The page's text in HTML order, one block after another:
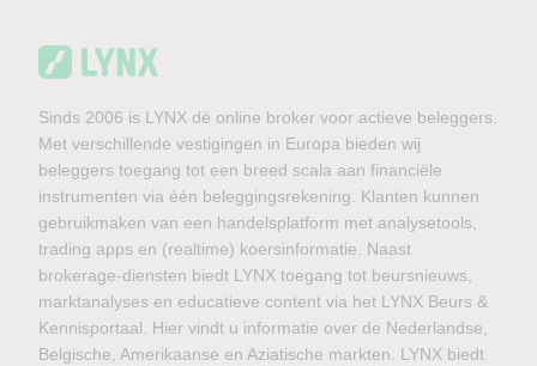
Sinds 2006 is LYNX dé online broker voor actieve beleggers.
Met verschillende vestigingen in Europa bieden wij
beleggers toegang tot een breed scala aan financiële
instrumenten via één beleggingsrekening. Klanten kunnen
gebruikmaken van een handelsplatform met analysetools,
trading apps en (realtime) koersinformatie. Naast
brokerage-diensten biedt LYNX toegang tot beursnieuws,
marktanalyses en educatieve content via het LYNX Beurs &
Kennisportaal. Hier vindt u informatie over de Nederlandse,
Belgische, Amerikaanse en Aziatische markten. LYNX biedt